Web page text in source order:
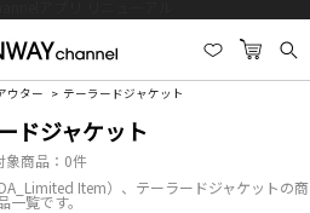
ウター テーラードジャケット
ドジャケット
象商品： 0件
Item）、テーラードジャケットの商
一覧です。